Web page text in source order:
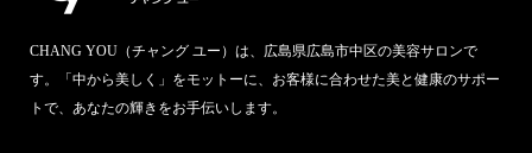
CHANG YOU（チャング ユー）は、広島県広島市中区の美容サロンで
す。「中から美しく」をモットーに、お客様に合わせた美と健康のサポー
トで、あなたの輝きをお手伝いします。